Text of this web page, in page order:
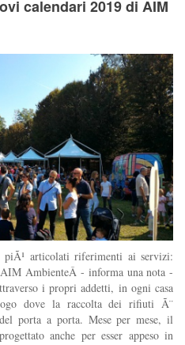
calendari 2019 di AIM
articolati riferimenti ai servizi:
AmbienteÂ - informa una nota -
i propri addetti, in ogni casa
dove la raccolta dei rifiuti Ã¨
porta a porta. Mese per mese, il
anche per esser appeso in